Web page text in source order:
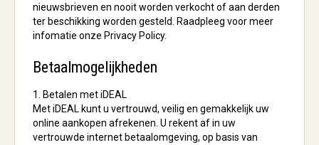
nieuwsbrieven en nooit worden verkocht of aan derden
ter beschikking worden gesteld. Raadpleeg voor meer
infomatie onze Privacy Policy.
Betaalmogelijkheden
1. Betalen met iDEAL
Met iDEAL kunt u vertrouwd, veilig en gemakkelijk uw
online aankopen afrekenen. U rekent af in uw
vertrouwde internet betaalomgeving, op basis van